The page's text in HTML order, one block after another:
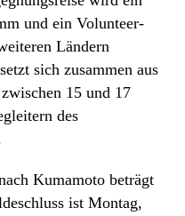
und ein Volunteer-
Ländern
sich zusammen aus
15 und 17
des
Kumamoto beträgt
ist Montag,